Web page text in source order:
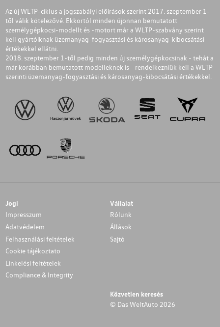
Az új WLTP-ciklus a jogszabályi előírások szerint 2017. szeptember 1-
től válik kötelezővé. Ekkortól minden újonnan bemutatott
személygépkocsi-modellt és -motort már a WLTP-szabvány szerint
kell gyártóiknak üzemanyag-fogyasztási és károsanyag-kibocsátási
értékekkel ellátni.
2018. szeptember 1-től pedig minden új személygépkocsinak - tehát a
már korábban bemutatott modelleknek is - rendelkezniük kell a WLTP
szerinti üzemanyag-fogyasztási és károsanyag-kibocsátási értékekkel.
Jogi
Impresszum
Adatvédelem
Felhasználási feltételek
Cookie tájékoztato
Linkelési feltételek
Compliance & Integrity
Vállalat
Rólunk
Állások
Sajtó
Közvetlen keresés
© Das WeltAuto 2026